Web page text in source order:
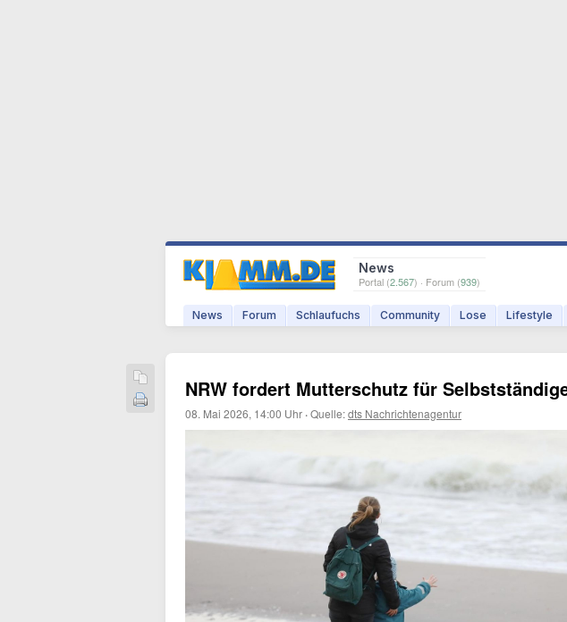
News
Portal (2.567) · Forum (939)
News Forum Schlaufuchs Community Lose Lifestyle
NRW fordert Mutterschutz für
08. Mai 2026, 14:00 Uhr ·Quelle:dts Nachrichtenagentur